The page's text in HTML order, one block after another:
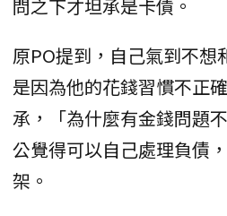
問之下才坦承是卡債。
原PO提到，自己氣到不想
是因為他的花錢習慣不正
承，「為什麼有金錢問題
公覺得可以自己處理負債
架。